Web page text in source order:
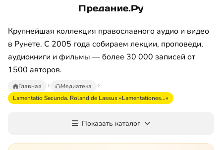
Предание.Ру
Крупнейшая коллекция православного аудио и видео
в Рунете. С 2005 года собираем лекции, проповеди,
аудиокниги и фильмы — более 30 000 записей от
1500 авторов.
Главная
Медиатека
Lamentatio Secunda. Roland de Lassus «Lamentationes...»
Показать каталог